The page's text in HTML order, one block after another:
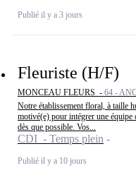
Publié il y a 3 jours
Fleuriste (H/F)
MONCEAU FLEURS - 64 -
Notre établissement floral, à taille
motivé(e) pour intégrer une équipe
dès que possible. Vos...
CDI - Temps plein
Publié il y a 10 jours